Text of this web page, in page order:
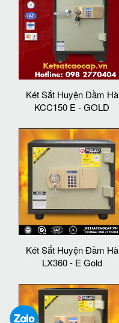
Két Sắt Huyện Đầm Hà
KCC150 E - GOLD
Két Sắt Huyện Đầm Hà
LX360 - E Gold